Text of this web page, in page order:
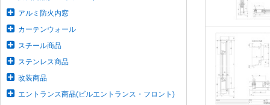
アルミ防火内窓
カーテンウォール
スチール商品
ステンレス商品
改装商品
エントランス商品(ビルエントランス・フロント)